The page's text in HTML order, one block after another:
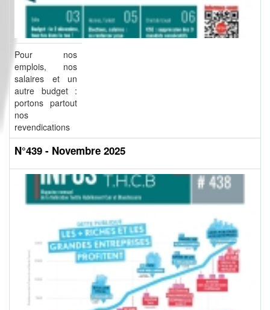
Pour nos
emplois, nos
salaires et un
autre budget :
portons partout
nos
revendications
N°439 - Novembre 2025